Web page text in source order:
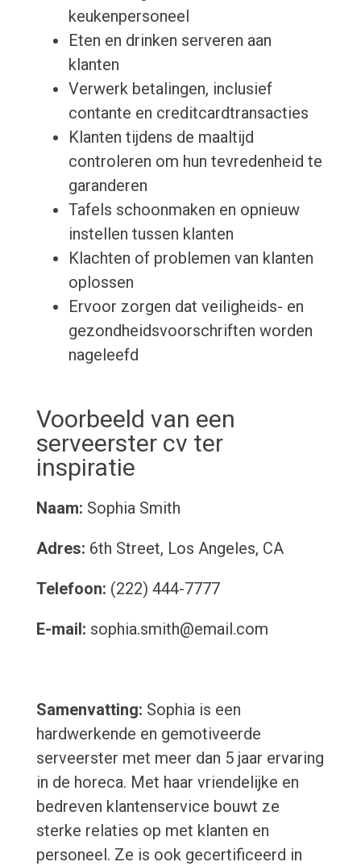
keukenpersoneel
Eten en drinken serveren aan
klanten
Verwerk betalingen, inclusief
contante en creditcardtransacties
Klanten tijdens de maaltijd
controleren om hun tevredenheid te
garanderen
Tafels schoonmaken en opnieuw
instellen tussen klanten
Klachten of problemen van klanten
oplossen
Ervoor zorgen dat veiligheids- en
gezondheidsvoorschriften worden
nageleefd
Voorbeeld van een
serveerster cv ter
inspiratie
Naam: Sophia Smith
Adres: 6th Street, Los Angeles, CA
Telefoon: (222) 444-7777
E-mail: sophia.smith@email.com
Samenvatting: Sophia is een
hardwerkende en gemotiveerde
serveerster met meer dan 5 jaar ervaring
in de horeca. Met haar vriendelijke en
bedreven klantenservice bouwt ze
sterke relaties op met klanten en
personeel. Ze is ook gecertificeerd in